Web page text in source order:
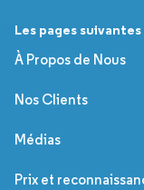
Les pages
À Propos de Nous
Nos Clients
Médias
Prix et